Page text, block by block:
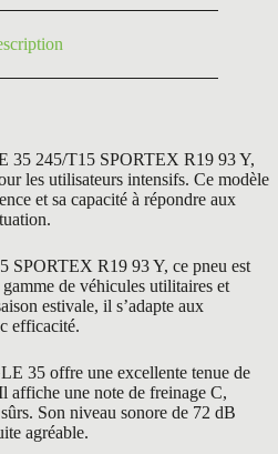
35 245/T15 SPORTEX R19 93 Y,
les utilisateurs intensifs. Ce modèle
et sa capacité à répondre aux
SPORTEX R19 93 Y, ce pneu est
de véhicules utilitaires et
estivale, il s’adapte aux
efficacité.
35 offre une excellente tenue de
affiche une note de freinage C,
Son niveau sonore de 72 dB
agréable.